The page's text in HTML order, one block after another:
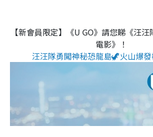
【新會員限定】《U GO》請您睇《汪
電影》！
汪汪隊勇闖神秘恐龍島🦖火山爆